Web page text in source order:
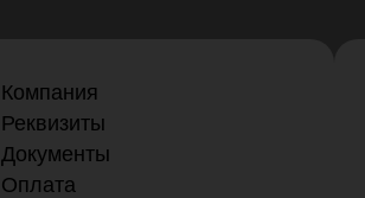
Компания
Реквизиты
Документы
Оплата